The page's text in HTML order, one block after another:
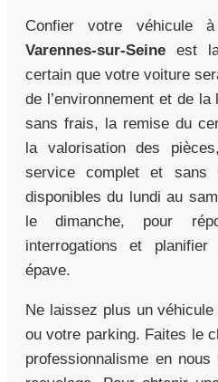
Confier votre véhicule
Varennes-sur-Seine est
certain que votre voiture
de l’environnement et de
sans frais, la remise du
la valorisation des
service complet et sans
disponibles du lundi au
le dimanche, pour
interrogations et planifier
épave.
Ne laissez plus un
ou votre parking. Faites le
professionnalisme en